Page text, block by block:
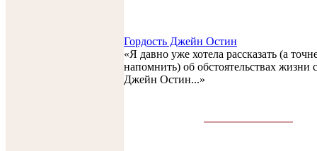
Гордость Джейн Остин
«Я давно уже хотела рассказать (а
напомнить) об обстоятельствах жизни
Джейн Остин...»